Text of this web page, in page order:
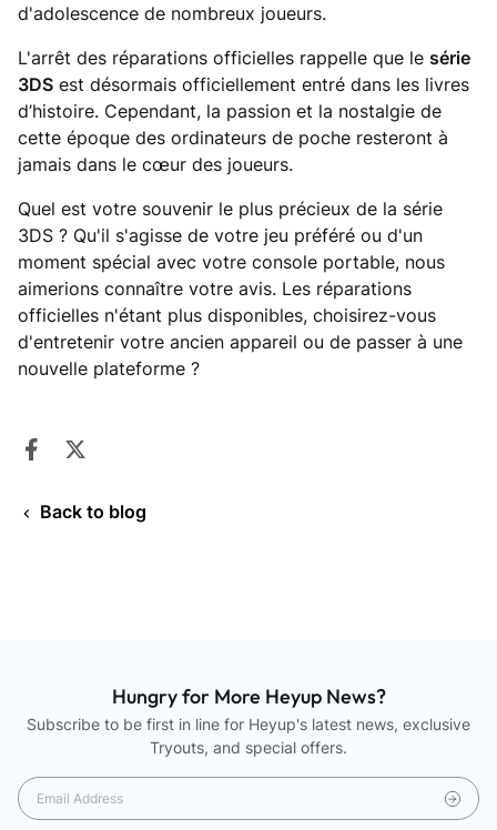
d'adolescence de nombreux joueurs.
L'arrêt des réparations officielles rappelle que le série
3DS est désormais officiellement entré dans les livres
d’histoire. Cependant, la passion et la nostalgie de
cette époque des ordinateurs de poche resteront à
jamais dans le cœur des joueurs.
Quel est votre souvenir le plus précieux de la série
3DS ? Qu'il s'agisse de votre jeu préféré ou d'un
moment spécial avec votre console portable, nous
aimerions connaître votre avis. Les réparations
officielles n'étant plus disponibles, choisirez-vous
d'entretenir votre ancien appareil ou de passer à une
nouvelle plateforme ?
Share on Facebook
Opens in a new window.
Back to blog
Hungry for More Heyup News?
Subscribe to be first in line for Heyup's latest news, exclusive
Tryouts, and special offers.